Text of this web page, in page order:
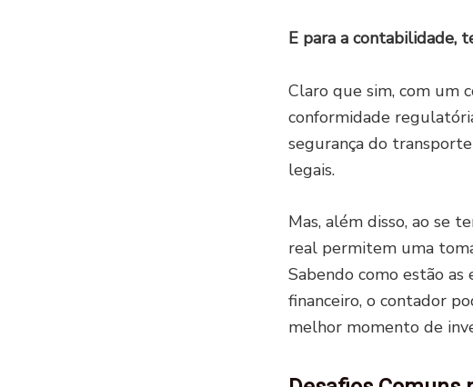
E para a contabilidade,
Claro que sim, com um
conformidade
segurança do
legais.
Mas, além disso, ao se
real permitem uma
Sabendo como estão
financeiro, o contador
melhor momento de